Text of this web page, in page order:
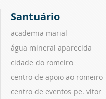
Santuário
academia marial
água mineral aparecida
cidade do romeiro
centro de apoio ao romeiro
centro de eventos pe. vitor